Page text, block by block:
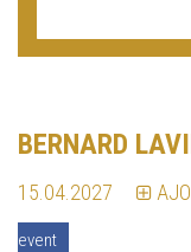
BERNARD
15.04.2027
event